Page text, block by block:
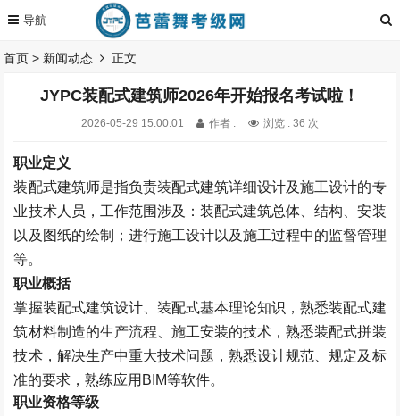
首页 > 新闻动态 正文
JYPC装配式建筑师2026年开始报名考试啦！
2026-05-29 15:00:01 作者 : 浏览 : 36 次
职业定义
装配式建筑师是指负责装配式建筑详细设计及施工设计的专
业技术人员，工作范围涉及：装配式建筑总体、结构、安装
以及图纸的绘制；进行施工设计以及施工过程中的监督管理
等。
职业概括
掌握装配式建筑设计、装配式基本理论知识，熟悉装配式建
筑材料制造的生产流程、施工安装的技术，熟悉装配式拼装
技术，解决生产中重大技术问题，熟悉设计规范、规定及标
准的要求，熟练应用BIM等软件。
职业资格等级